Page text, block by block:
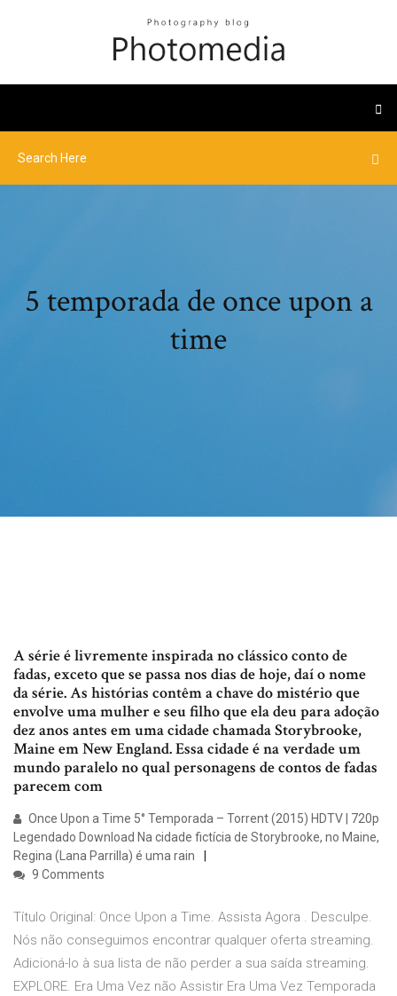
5 temporada de once upon a
time
A série é livremente inspirada no clássico conto de
fadas, exceto que se passa nos dias de hoje, daí o nome
da série. As histórias contêm a chave do mistério que
envolve uma mulher e seu filho que ela deu para adoção
dez anos antes em uma cidade chamada Storybrooke,
Maine em New England. Essa cidade é na verdade um
mundo paralelo no qual personagens de contos de fadas
parecem com
Once Upon a Time 5° Temporada – Torrent (2015) HDTV | 720p
Legendado Download Na cidade fictícia de Storybrooke, no Maine,
Regina (Lana Parrilla) é uma rain
9 Comments
Título Original: Once Upon a Time. Assista Agora . Desculpe.
Nós não conseguimos encontrar qualquer oferta streaming.
Adicioná-lo à sua lista de não perder a sua saída streaming.
EXPLORE. Era Uma Vez não Assistir Era Uma Vez Temporada